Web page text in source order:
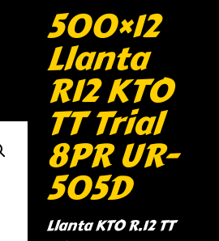
500×12
Llanta
R12 KTO
TT Trial
8PR UR-
505D
Llanta KTO R.12 TT